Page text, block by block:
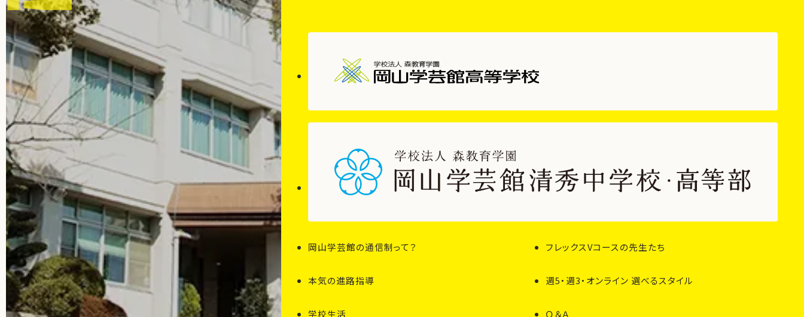
岡山学芸館の通信制って？ フレックスVコースの先生たち
本気の進路指導 週5・週3・オンライン 選べるスタイル
学校生活 Ｑ＆Ａ